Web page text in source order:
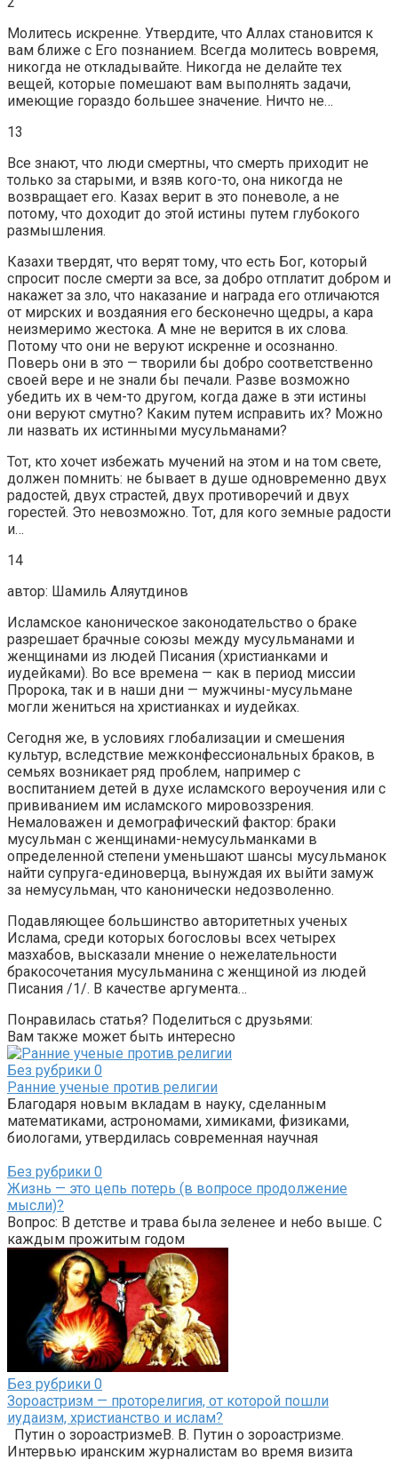
Молитесь искренне. Утвердите, что Аллах становится к
вам ближе с Его познанием. Всегда молитесь вовремя,
никогда не откладывайте. Никогда не делайте тех
вещей, которые помешают вам выполнять задачи,
имеющие гораздо большее значение. Ничто не…
13
Все знают, что люди смертны, что смерть приходит не
только за старыми, и взяв кого-то, она никогда не
возвращает его. Казах верит в это поневоле, а не
потому, что доходит до этой истины путем глубокого
размышления.
Казахи твердят, что верят тому, что есть Бог, который
спросит после смерти за все, за добро отплатит добром и
накажет за зло, что наказание и награда его отличаются
от мирских и воздаяния его бесконечно щедры, а кара
неизмеримо жестока. А мне не верится в их слова.
Потому что они не веруют искренне и осознанно.
Поверь они в это — творили бы добро соответственно
своей вере и не знали бы печали. Разве возможно
убедить их в чем-то другом, когда даже в эти истины
они веруют смутно? Каким путем исправить их? Можно
ли назвать их истинными мусульманами?
Тот, кто хочет избежать мучений на этом и на том свете,
должен помнить: не бывает в душе одновременно двух
радостей, двух страстей, двух противоречий и двух
горестей. Это невозможно. Тот, для кого земные радости
и…
14
автор: Шамиль Аляутдинов
Исламское каноническое законодательство о браке
разрешает брачные союзы между мусульманами и
женщинами из людей Писания (христианками и
иудейками). Во все времена — как в период миссии
Пророка, так и в наши дни — мужчины-мусульмане
могли жениться на христианках и иудейках.
Сегодня же, в условиях глобализации и смешения
культур, вследствие межконфессиональных браков, в
семьях возникает ряд проблем, например с
воспитанием детей в духе исламского вероучения или с
прививанием им исламского мировоззрения.
Немаловажен и демографический фактор: браки
мусульман с женщинами-немусульманками в
определенной степени уменьшают шансы мусульманок
найти супруга-единоверца, вынуждая их выйти замуж
за немусульман, что канонически недозволенно.
Подавляющее большинство авторитетных ученых
Ислама, среди которых богословы всех четырех
мазхабов, высказали мнение о нежелательности
бракосочетания мусульманина с женщиной из людей
Писания /1/. В качестве аргумента…
Понравилась статья? Поделиться с друзьями:
Вам также может быть интересно
Без рубрики 0
Ранние ученые против религии
Благодаря новым вкладам в науку, сделанным
математиками, астрономами, химиками, физиками,
биологами, утвердилась современная научная
Без рубрики 0
Жизнь — это цепь потерь (в вопросе продолжение
мысли)?
Вопрос: В детстве и трава была зеленее и небо выше. С
каждым прожитым годом
Без рубрики 0
Зороастризм — проторелигия, от которой пошли
иудаизм, христианство и ислам?
Путин о зороастризмеВ. В. Путин о зороастризме.
Интервью иранским журналистам во время визита